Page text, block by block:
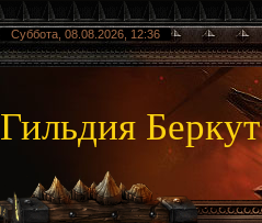
Суббота, 08.08.2026, 12:36
Гильдия Беркут